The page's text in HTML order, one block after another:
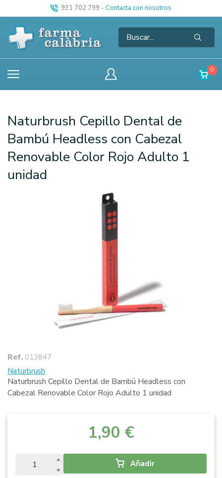
931 702 799 - Contacta con nosotros
0
Naturbrush Cepillo Dental de
Bambú Headless con Cabezal
Renovable Color Rojo Adulto 1
unidad
Ref. 013847
Naturbrush
Naturbrush Cepillo Dental de Bambú Headless con
Cabezal Renovable Color Rojo Adulto 1 unidad
1,90 €
Añadir